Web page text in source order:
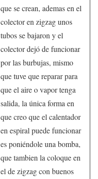
que se crean, ademas en el
colector en zigzag unos
tubos se bajaron y el
colector dejó de funcionar
por las burbujas, mismo
que tuve que reparar para
que el aire o vapor tenga
salida, la única forma en
que creo que el calentador
en espiral puede funcionar
es poniéndole una bomba,
que tambien la coloque en
el de zigzag con buenos